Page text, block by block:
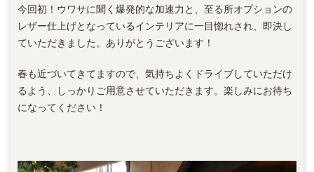
今回初！ウワサに聞く爆発的な加速力と、至る所オプションの
レザー仕上げとなっているインテリアに一目惚れされ、即決し
ていただきました。ありがとうございます！
春も近づいてきてますので、気持ちよくドライブしていただけ
るよう、しっかりご用意させていただきます。楽しみにお待ち
になってください！